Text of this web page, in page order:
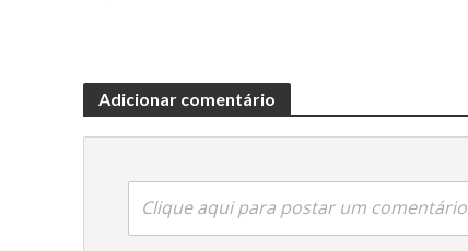
Adicionar comentário
Clique aqui para postar um comentário